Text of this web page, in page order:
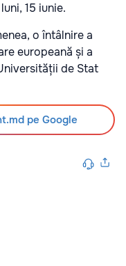
15 iunie.
o întâlnire a
europeană și a
de Stat
pe Google